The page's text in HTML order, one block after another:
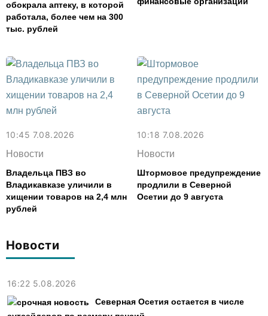
Новости
16:22 5.08.2026
Северная Осетия остается в числе
обокрала аптеку, в которой
работала, более чем на 300
тыс. рублей
10:45 7.08.2026
Новости
Владельца ПВЗ во
Владикавказе уличили в
хищении товаров на 2,4 млн
рублей
10:18 7.08.2026
Новости
Штормовое предупреждение
продлили в Северной
Осетии до 9 августа